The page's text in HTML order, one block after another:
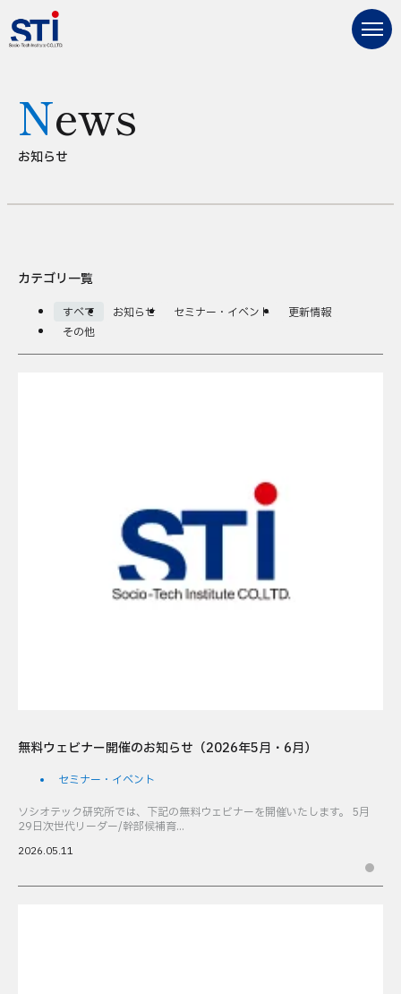
News
お知らせ
無料ウェビナー開催のお知らせ（2026年5月・6月）
セミナー・イベント
ソシオテック研究所では、下記の無料ウェビナーを開催いたします。 5月
29日次世代リーダー/幹部候補育...
2026.05.11
カテゴリ一覧
すべて お知らせ セミナー・イベント
更新情報
その他